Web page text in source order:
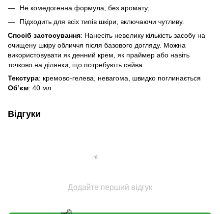
Не комедогенна формула, без аромату;
Підходить для всіх типів шкіри, включаючи чутливу.
Спосіб застосування: Нанесіть невелику кількість засобу на
очищену шкіру обличчя після базового догляду. Можна
використовувати як денний крем, як праймер або навіть
точково на ділянки, що потребують сяйва.
Текстура: кремово-гелева, невагома, швидко поглинається
Обʼєм: 40 мл
Відгуки
Додайте перший відгук